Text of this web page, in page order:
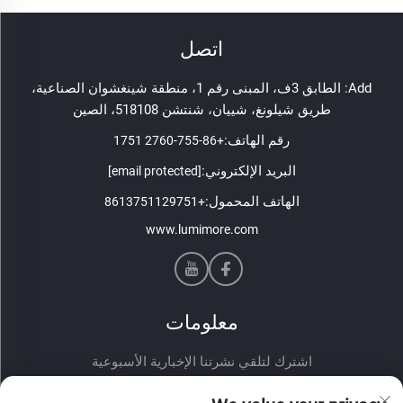
اتصل
Add: الطابق 3ف، المبنى رقم 1، منطقة شينغشوان الصناعية،
طريق شيلونغ، شييان، شنتشن 518108، الصين
رقم الهاتف:+86-755-2760 1751
البريد الإلكتروني:[email protected]
الهاتف المحمول:+8613751129751
www.lumimore.com
معلومات
اشترك لتلقي نشرتنا الإخبارية الأسبوعية